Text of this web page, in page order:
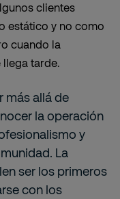
clientes
estático y no como
cuando la
tarde.
más allá de
la operación
y
La
ser los primeros
con los